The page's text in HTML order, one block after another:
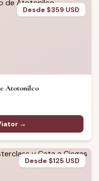
Desde $359 USD
Atotonilco
→
Desde $125 USD